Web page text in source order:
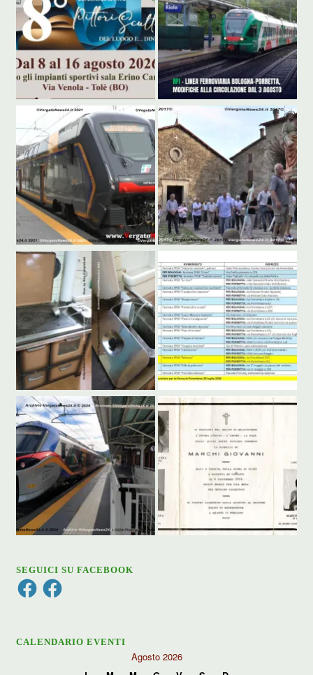
SEGUICI SU FACEBOOK
FacebookFacebook
CALENDARIO EVENTI
Agosto 2026